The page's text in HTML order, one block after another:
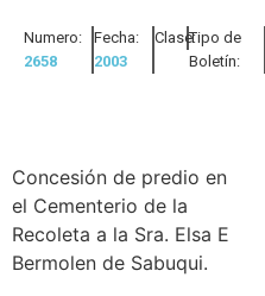
Numero:
2658
Fecha:
2003
Clase:Tipo de
Boletín:
Concesión de predio en
el Cementerio de la
Recoleta a la Sra. Elsa E
Bermolen de Sabuqui.